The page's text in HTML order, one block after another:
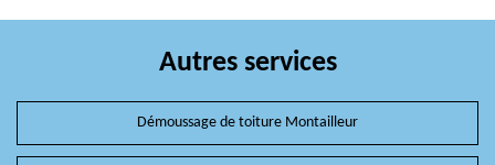
Autres services
Démoussage de toiture Montailleur